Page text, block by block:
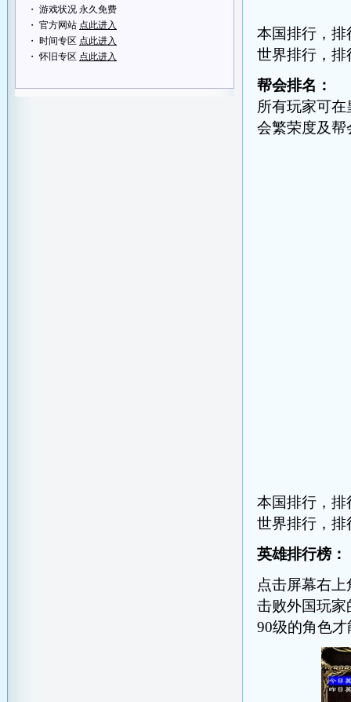
・ 游戏状况 永久免费
・ 官方网站 点此进入
・ 时间专区 点此进入
・ 怀旧专区 点此进入
本国排行，排
世界排行，
帮会排名：
所有玩家可在
会繁荣度及
本国排行，排
世界排行，
英雄排行榜：
点击屏幕右
击败外国玩
90级的角色